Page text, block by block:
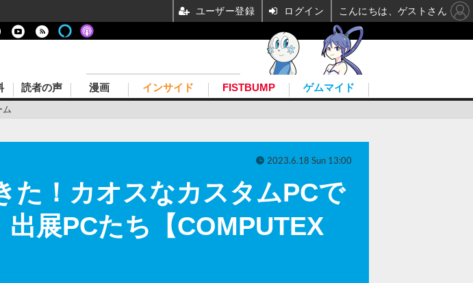
ム
読者の声 漫画 インサイド FISTBUMP ゲムマイド
た！カオスなカスタムPCで
展PCたち【COMPUTEX
2023.6.18 Sun 13:00
ユーザー登録 ログイン こんにちは、ゲストさん